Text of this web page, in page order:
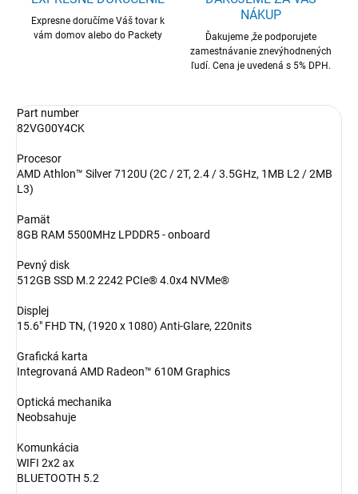
Expresne doručíme Váš tovar k
vám domov alebo do Packety
NÁKUP
Ďakujeme ,že podporujete
zamestnávanie znevýhodnených
ľudí. Cena je uvedená s 5% DPH.
Part number
82VG00Y4CK
Procesor
AMD Athlon™ Silver 7120U (2C / 2T, 2.4 / 3.5GHz, 1MB L2 / 2MB
L3)
Pamät
8GB RAM 5500MHz LPDDR5 - onboard
Pevný disk
512GB SSD M.2 2242 PCIe® 4.0x4 NVMe®
Displej
15.6" FHD TN, (1920 x 1080) Anti-Glare, 220nits
Grafická karta
Integrovaná AMD Radeon™ 610M Graphics
Optická mechanika
Neobsahuje
Komunkácia
WIFI 2x2 ax
BLUETOOTH 5.2